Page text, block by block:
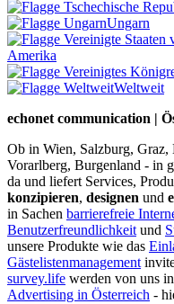
Ungarn
Amerika
Weltweit
echonet communication |
Ob in Wien, Salzburg,
Vorarlberg, Burgenland - in
da und liefert Services,
konzipieren, designen und
in Sachen barrierefreie
Benutzerfreundlichkeit und
unsere Produkte wie das
Gästelistenmanagement
survey.life werden von uns
Advertising in Österreich -